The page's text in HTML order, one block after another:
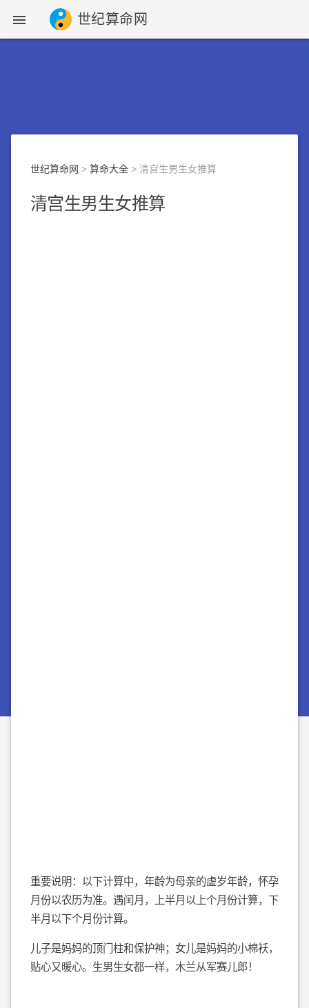
 世纪算命网
世纪算命网 > 算命大全 > 清宫生男生女推算
清宫生男生女推算
重要说明：以下计算中，年龄为母亲的虚岁年龄，怀孕
月份以农历为准。遇闰月，上半月以上个月份计算，下
半月以下个月份计算。
儿子是妈妈的顶门柱和保护神；女儿是妈妈的小棉袄，
贴心又暖心。生男生女都一样，木兰从军赛儿郎！